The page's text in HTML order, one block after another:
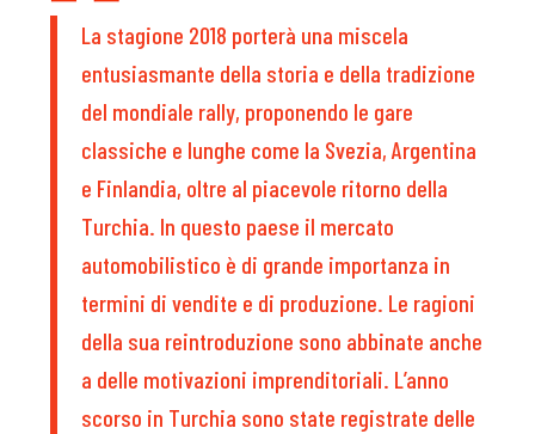
La stagione 2018 porterà una miscela
entusiasmante della storia e della tradizione
del mondiale rally, proponendo le gare
classiche e lunghe come la Svezia, Argentina
e Finlandia, oltre al piacevole ritorno della
Turchia. In questo paese il mercato
automobilistico è di grande importanza in
termini di vendite e di produzione. Le ragioni
della sua reintroduzione sono abbinate anche
a delle motivazioni imprenditoriali. L’anno
scorso in Turchia sono state registrate delle